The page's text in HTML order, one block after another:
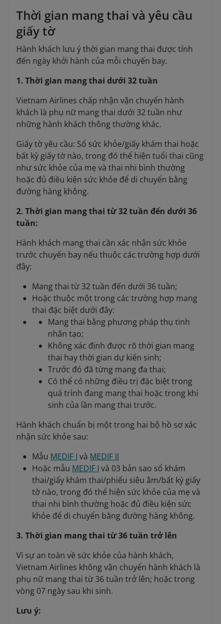
Thời gian mang thai và yêu cầu
giấy tờ
Hành khách lưu ý thời gian mang thai được tính
đến ngày khởi hành của mỗi chuyến bay.
1. Thời gian mang thai dưới 32 tuần
Vietnam Airlines chấp nhận vận chuyển hành
khách là phụ nữ mang thai dưới 32 tuần như
những hành khách thông thường khác.
Giấy tờ yêu cầu: Sổ sức khỏe/giấy khám thai hoặc
bất kỳ giấy tờ nào, trong đó thể hiện tuổi thai cũng
như sức khỏe của mẹ và thai nhi bình thường
hoặc đủ điều kiện sức khỏe để di chuyển bằng
đường hàng không.
2. Thời gian mang thai từ 32 tuần đến dưới 36
tuần:
Hành khách mang thai cần xác nhận sức khỏe
trước chuyến bay nếu thuộc các trường hợp dưới
đây:
Mang thai từ 32 tuần đến dưới 36 tuần;
Hoặc thuộc một trong các trường hợp mang
thai đặc biệt dưới đây:
Mang thai bằng phương pháp thụ tinh
nhân tạo;
Không xác định được rõ thời gian mang
thai hay thời gian dự kiến sinh;
Trước đó đã từng mang đa thai;
Có thể có những điều trị đặc biệt trong
quá trình đang mang thai hoặc trong khi
sinh của lần mang thai trước.
Hành khách chuẩn bị một trong hai bộ hồ sơ xác
nhận sức khỏe sau:
Mẫu MEDIF I và MEDIF II
Hoặc mẫu MEDIF I và 03 bản sao sổ khám
thai/giấy khám thai/phiếu siêu âm/bất kỳ giấy
tờ nào, trong đó thể hiện sức khỏe của mẹ và
thai nhi bình thường hoặc đủ điều kiện sức
khỏe để di chuyển bằng đường hàng không.
3. Thời gian mang thai từ 36 tuần trở lên
Vì sự an toàn về sức khỏe của hành khách,
Vietnam Airlines không vận chuyển hành khách là
phụ nữ mang thai từ 36 tuần trở lên; hoặc trong
vòng 07 ngày sau khi sinh.
Lưu ý: